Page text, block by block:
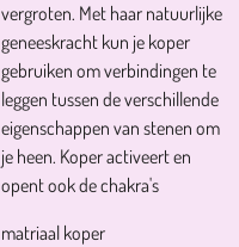
vergroten. Met haar natuurlijke
geneeskracht kun je koper
gebruiken om verbindingen te
leggen tussen de verschillende
eigenschappen van stenen om
je heen. Koper activeert en
opent ook de chakra's
matriaal koper